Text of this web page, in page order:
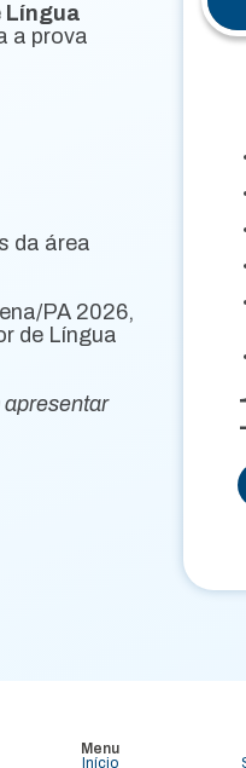
Língua
a prova
da área
PA 2026,
de Língua
apresentar
Menu
Início